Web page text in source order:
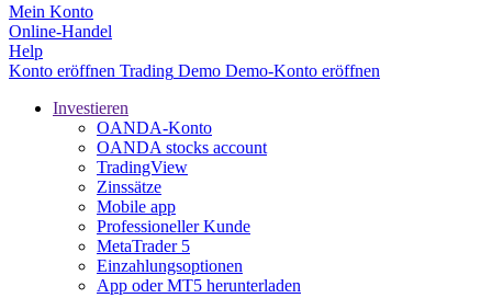
Mein Konto
Online-Handel
Help
Konto eröffnen Trading Demo Demo-Konto eröffnen
Investieren
OANDA-Konto
OANDA stocks account
TradingView
Zinssätze
Mobile app
Professioneller Kunde
MetaTrader 5
Einzahlungsoptionen
App oder MT5 herunterladen